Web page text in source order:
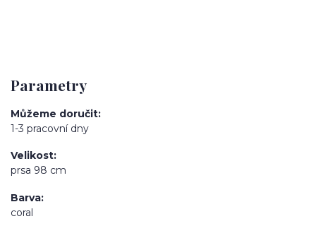
Parametry
Můžeme doručit
1-3 pracovní dny
Velikost
prsa 98 cm
Barva
coral